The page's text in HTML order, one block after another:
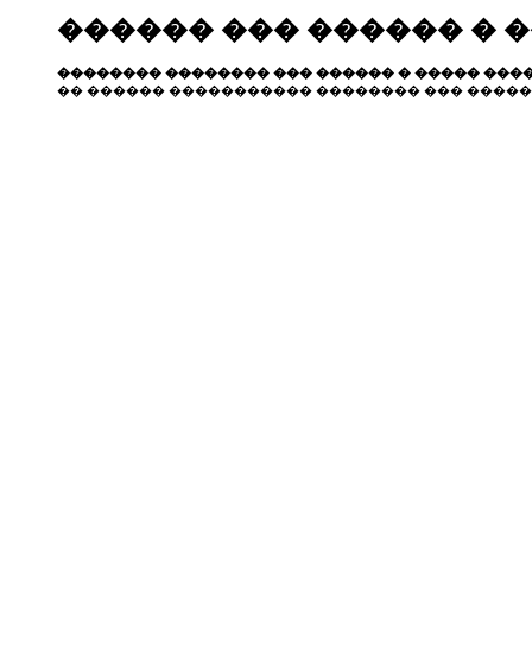
������ ��� ������ �
�������� �������� ��� ������ � �����
�� ������ ����������� �������� ���